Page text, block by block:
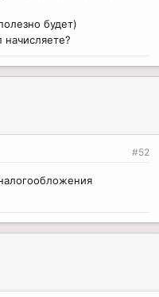
будет)
начисляете?
#52